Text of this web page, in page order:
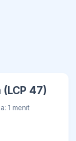
47)
1 menit